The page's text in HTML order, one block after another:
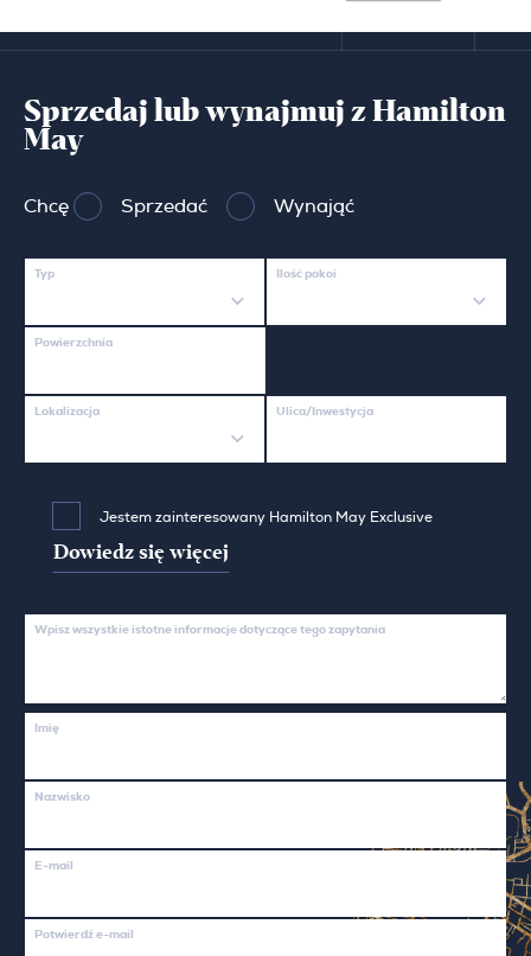
Sprzedaj lub wynajmuj z Hamilton
May
Chcę Sprzedać Wynająć
Typ Ilość pokoi
Powierzchnia
Lokalizacja Ulica/Inwestycja
Jestem zainteresowany Hamilton May Exclusive
Dowiedz się więcej
Wpisz wszystkie istotne informacje dotyczące tego zapytania
Imię
Nazwisko
E-mail
Potwierdź e-mail